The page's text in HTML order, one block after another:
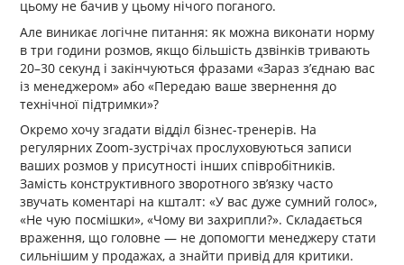
цьому не бачив у цьому нічого поганого.
Але виникає логічне питання: як можна виконати норму
в три години розмов, якщо більшість дзвінків тривають
20–30 секунд і закінчуються фразами «Зараз з’єднаю вас
із менеджером» або «Передаю ваше звернення до
технічної підтримки»?
Окремо хочу згадати відділ бізнес-тренерів. На
регулярних Zoom-зустрічах прослуховуються записи
ваших розмов у присутності інших співробітників.
Замість конструктивного зворотного зв’язку часто
звучать коментарі на кшталт: «У вас дуже сумний голос»,
«Не чую посмішки», «Чому ви захрипли?». Складається
враження, що головне — не допомогти менеджеру стати
сильнішим у продажах, а знайти привід для критики.